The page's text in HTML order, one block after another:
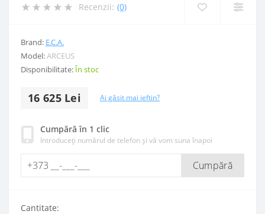
Recenzii: (0)
Brand: E.C.A.
Model:ARCEUS
Disponibilitate:În stoc
16 625 Lei Ai găsit mai ieftin?
Cumpără în 1 clic
Introduceți numărul de telefon și vă vom suna înapoi
Cumpără
Cantitate: